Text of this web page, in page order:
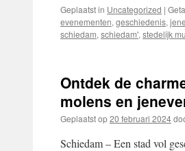
Geplaatst in Uncategorized |
evenementen, geschiedenis,
schiedam, schiedam', stedelijk
Ontdek de
molens en
Geplaatst op20 februari 2024
Schiedam – Een stad vol